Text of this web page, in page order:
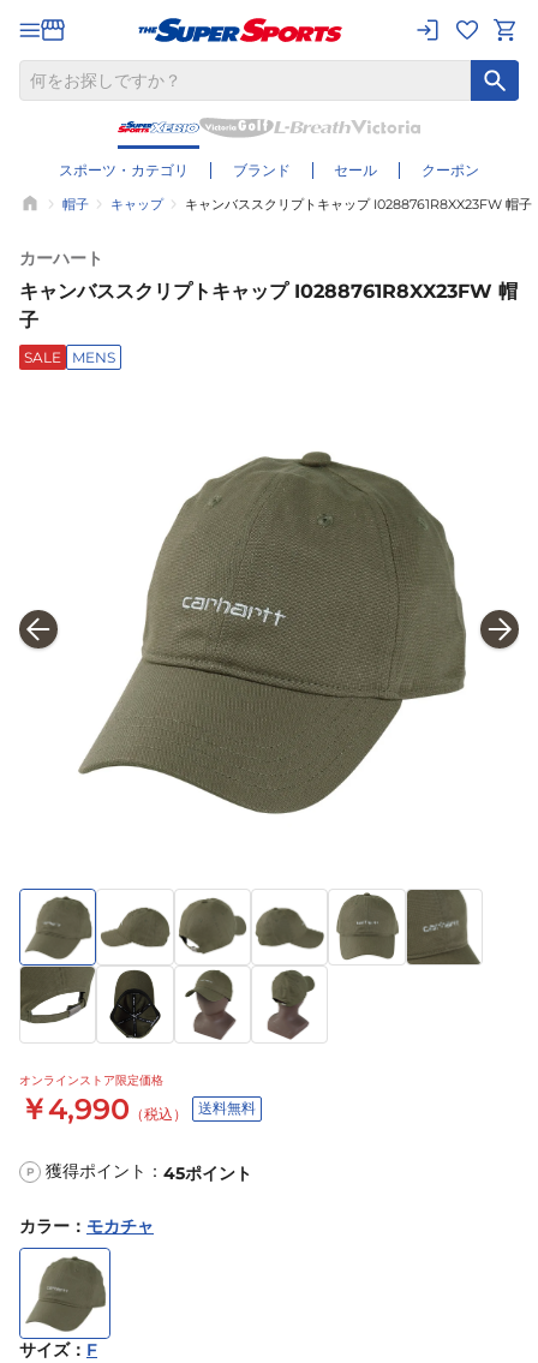
スポーツ・カテゴリ ブランド セール クーポン
帽子 キャップ キャンバススクリプトキャップ I0288761R8XX23FW 帽子
カーハート
キャンバススクリプトキャップ I0288761R8XX23FW 帽
子
SALE MENS
オンラインストア限定価格
￥4,990 （税込） 送料無料
P 獲得ポイント： 45ポイント
カラー ： モカチャ
サイズ： F